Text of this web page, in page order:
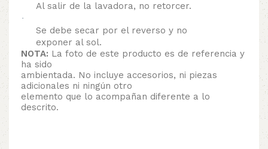
Al salir de la lavadora, no retorcer.
·
Se debe secar por el reverso y no
exponer al sol.
NOTA: La foto de este producto es de referencia y
ha sido
ambientada. No incluye accesorios, ni piezas
adicionales ni ningún otro
elemento que lo acompañan diferente a lo
descrito.